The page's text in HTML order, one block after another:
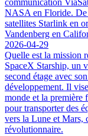
NASA en Floride. De
satellites Starlink en
Vandenberg en
2026-04-29
Quelle est la mission
SpaceX Starship, un
second étage avec
développement. Il
monde et la première
pour transporter des
vers la Lune et Mars,
révolutionnaire.